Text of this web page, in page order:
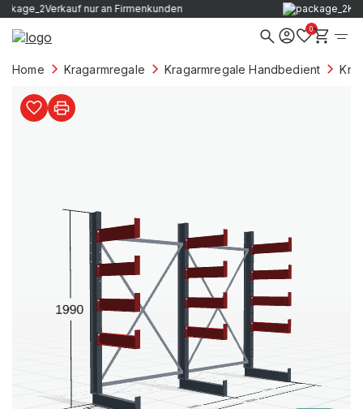
Verkauf nur an Firmenkunden
0
Home Kragarmregale Kragarmregale Handbedient